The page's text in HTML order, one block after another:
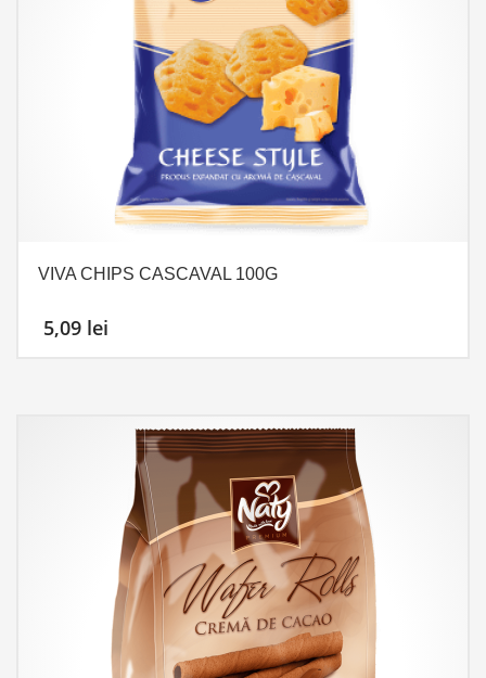
VIVA CHIPS CASCAVAL 100G
5,09 lei